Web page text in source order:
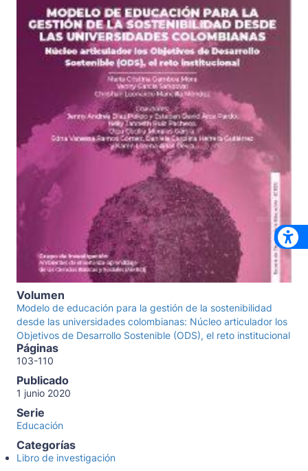
Volumen
Modelo de educación para la gestión de la sostenibilidad
desde las universidades colombianas: Núcleo articulador los
Objetivos de Desarrollo Sostenible (ODS), el reto institucional
Páginas
103-110
Publicado
1 junio 2020
Serie
Educación
Categorías
Libro de investigación